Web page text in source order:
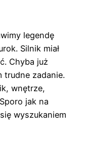
legendę
Silnik miał
Chyba już
trudne zadanie.
wnętrze,
jak na
wyszukaniem